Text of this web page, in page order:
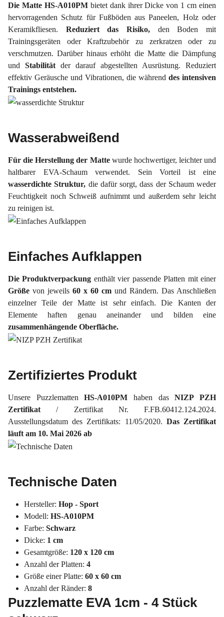
Die Matte HS-A010PM bietet dank ihrer Dicke von 1 cm einen
hervorragenden Schutz für Fußböden aus Paneelen, Holz oder
Keramikfliesen. Reduziert das Risiko, den Boden mit
Trainingsgeräten oder Kraftzubehör zu zerkratzen oder zu
verschmutzen. Darüber hinaus erhöht die Matte die Dämpfung
und Stabilität der darauf abgestellten Ausrüstung. Reduziert
effektiv Geräusche und Vibrationen, die während des intensiven
Trainings entstehen.
Wasserabweißend
Für die Herstellung der Matte wurde hochwertiger, leichter und
haltbarer EVA-Schaum verwendet. Sein Vorteil ist eine
wasserdichte Struktur, die dafür sorgt, dass der Schaum weder
Feuchtigkeit noch Schweiß aufnimmt und außerdem sehr leicht
zu reinigen ist.
Einfaches Aufklappen
Die Produktverpackung enthält vier passende Platten mit einer
Größe von jeweils 60 x 60 cm und Rändern. Das Anschließen
einzelner Teile der Matte ist sehr einfach. Die Kanten der
Elemente haften genau aneinander und bilden eine
zusammenhängende Oberfläche.
Zertifiziertes Produkt
Unsere PuzzlemattenHS-A010PMhaben dasNIZP PZH
Zertifikat/ Zertifikat Nr. F.FB.60412.124.2024.
Ausstellungsdatum des Zertifikats: 11/05/2020. Das Zertifikat
läuft am 10. Mai 2026 ab
Technische Daten
Hersteller: Hop - Sport
Modell: HS-A010PM
Farbe: Schwarz
Dicke: 1 cm
Gesamtgröße: 120 x 120 cm
Anzahl der Platten: 4
Größe einer Platte: 60 x 60 cm
Anzahl der Ränder: 8
Puzzlematte EVA 1cm - 4 Stück